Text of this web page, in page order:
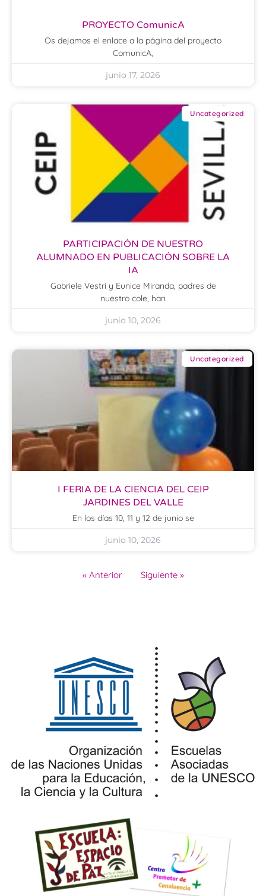
PROYECTO ComunicA
Os dejamos el enlace a la página del proyecto
ComunicA,
junio 17, 2026
Uncategorized
PARTICIPACIÓN DE NUESTRO
ALUMNADO EN PUBLICACIÓN SOBRE LA
IA
Gabriele Vestri y Eunice Miranda, padres de
nuestro cole, han
junio 10, 2026
Uncategorized
I FERIA DE LA CIENCIA DEL CEIP
JARDINES DEL VALLE
En los días 10, 11 y 12 de junio se
junio 10, 2026
« Anterior Siguiente »